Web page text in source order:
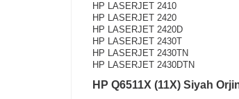
HP LASERJET 2410
HP LASERJET 2420
HP LASERJET 2420D
HP LASERJET 2430T
HP LASERJET 2430TN
HP LASERJET 2430DTN
HP Q6511X (11X) Siyah